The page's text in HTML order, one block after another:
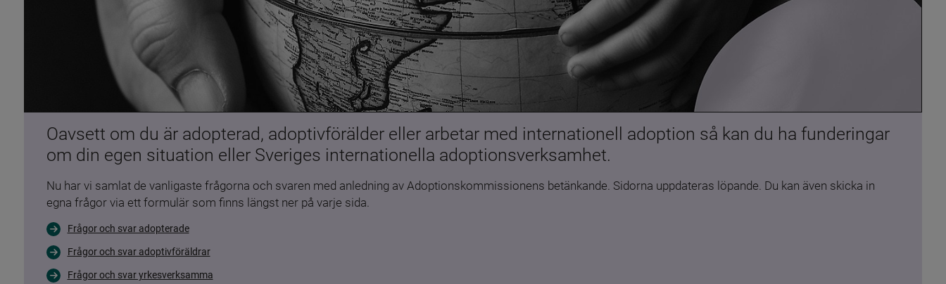
Oavsett om du är adopterad, adoptivförälder eller arbetar med internationell adoption så kan du ha funderingar
om din egen situation eller Sveriges internationella adoptionsverksamhet.
Nu har vi samlat de vanligaste frågorna och svaren med anledning av Adoptionskommissionens betänkande. Sidorna uppdateras löpande. Du kan även skicka in
egna frågor via ett formulär som finns längst ner på varje sida.
Frågor och svar adopterade
Frågor och svar adoptivföräldrar
Frågor och svar yrkesverksamma